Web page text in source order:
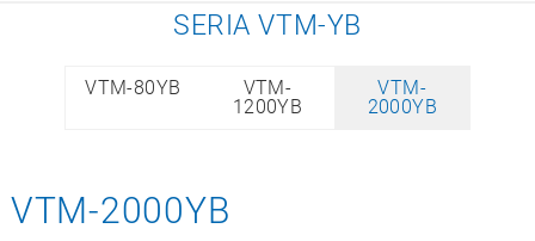
SERIA VTM-YB
VTM-80YB
VTM-
1200YB
VTM-
2000YB
VTM-2000YB